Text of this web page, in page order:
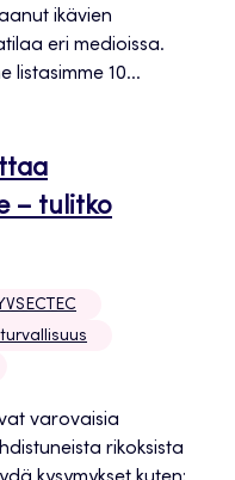
ikävien
eri medioissa.
listasimme 10...
– tulitko
varovaisia
rikoksista